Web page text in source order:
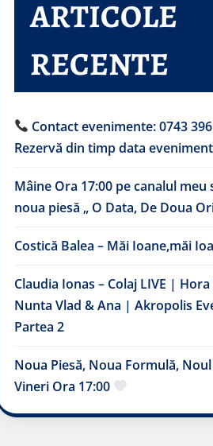
ARTICOLE
RECENTE
Contact evenimente: 0743
Rezervă din timp data
Mâine Ora 17:00 pe canalul meu
noua piesă „ O Data, De Doua
Costică Balea – Măi Ioane,măi
Claudia Ionas – Colaj LIVE |
Nunta Vlad & Ana | Akropolis
Partea 2
Noua Piesă, Noua Formulă,
Vineri Ora 17:00